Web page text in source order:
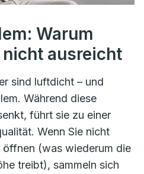
Warum
ausreicht
sind luftdicht – und
Während diese
führt sie zu einer
Wenn Sie nicht
öffnen (was wiederum die
treibt), sammeln sich